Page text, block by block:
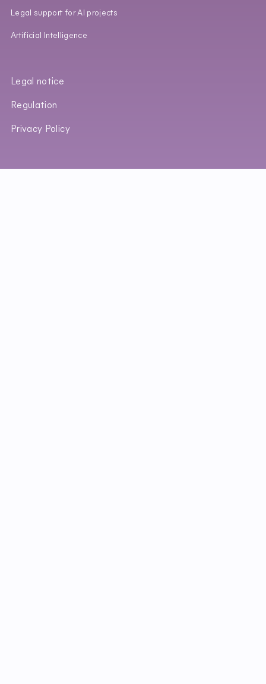
Legal support for AI projects
Artificial Intelligence
Legal notice
Regulation
Privacy Policy